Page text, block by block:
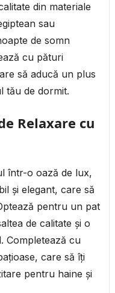
din materiale
sau
de somn
cu pături
să aducă un plus
tău de dormit.
Relaxare cu
într-o oază de lux,
și elegant, care să
pentru un pat
de calitate și o
Completează cu
care să îți
pentru haine și